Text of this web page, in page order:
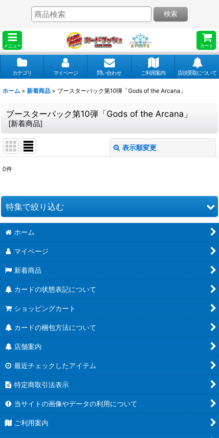
メニュー カート
検索
カテゴリ マイページ 問い合わせ ご利用案内 店頭受取について
ホーム > 新着商品 > ブースターパック第10弾「Gods of the Arcana」
ブースターパック第10弾「Gods of the Arcana」
[新着商品]
表示順変更
並び順 :
0件
特集で絞り込む
ブースターパック第21弾「Academy Royale/アカデミー・ロワ
イヤル」
ブースターパック第20弾「絶傑を継ぐ者」
ブースターパック第19弾「天魔八虐」
コラボパック「プリンセスコネクト！Re:Dive」
プレミアムカードセット「プリンセスコネクト！Re:Dive」
ブースターパック第18弾「新約都市・透京」
EXビギナーデッキ
ブースターパック第17弾「ConvergentDestinies/コンヴァージ
EXコラボパック「アイドルマスター シンデレラガールズ」
ホーム
マイページ
新着商品
カードの状態表記について
ショッピングカート
カードの梱包方法について
店舗案内
最近チェックしたアイテム
特定商取引法表示
当サイトの画像やデータの利用について
ご利用案内